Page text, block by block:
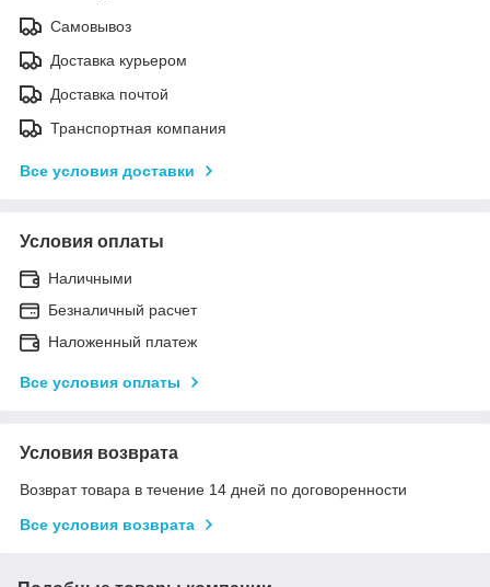
Самовывоз
Доставка курьером
Доставка почтой
Транспортная компания
Все условия доставки
Условия оплаты
Наличными
Безналичный расчет
Наложенный платеж
Все условия оплаты
Условия возврата
Возврат товара в течение 14 дней по договоренности
Все условия возврата